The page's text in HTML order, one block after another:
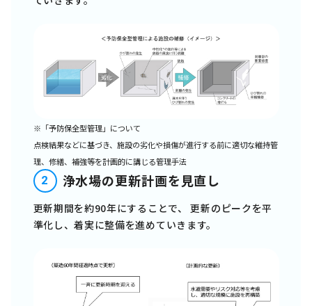
※「予防保全型管理」について
点検結果などに基づき、施設の劣化や損傷が進行する前に適切な維持管
理、修繕、補強等を計画的に講じる管理手法
2 浄水場の更新計画を見直し
更新期間を約90年にすることで、
更新のピークを平
準化し、着実に整備を進めていきます。